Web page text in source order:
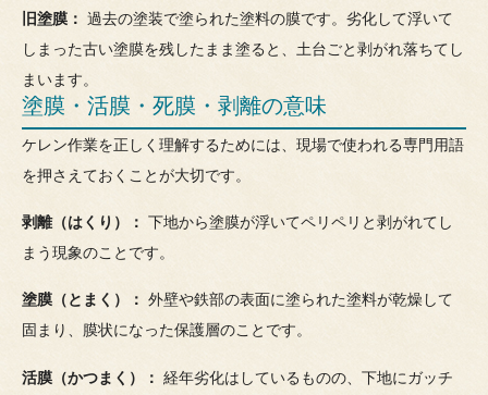
旧塗膜： 過去の塗装で塗られた塗料の膜です。劣化して浮いて
しまった古い塗膜を残したまま塗ると、土台ごと剥がれ落ちてし
まいます。
塗膜・活膜・死膜・剥離の意味
ケレン作業を正しく理解するためには、現場で使われる専門用語
を押さえておくことが大切です。
剥離（はくり）： 下地から塗膜が浮いてペリペリと剥がれてし
まう現象のことです。
塗膜（とまく）： 外壁や鉄部の表面に塗られた塗料が乾燥して
固まり、膜状になった保護層のことです。
活膜（かつまく）： 経年劣化はしているものの、下地にガッチ